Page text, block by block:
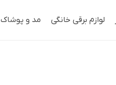
لوازم برقی خانگی مد و پوشاک